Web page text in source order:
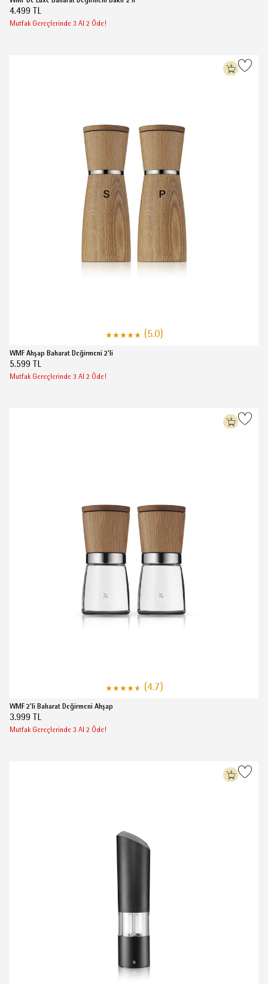
4.499 TL
Mutfak Gereçlerinde 3 Al 2 Öde!
(5.0)
WMF Ahşap Baharat Değirmeni 2'li
5.599 TL
Mutfak Gereçlerinde 3 Al 2 Öde!
(4.7)
WMF 2'li Baharat Değirmeni Ahşap
3.999 TL
Mutfak Gereçlerinde 3 Al 2 Öde!